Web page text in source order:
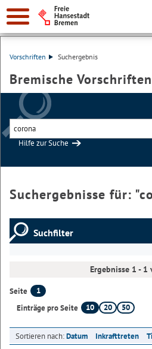
Vorschriften Suchergebnis
Bremische Vorschriften
Hilfe zur Suche
Suchergebnisse für: "
Suchfilter
Ergebnisse 1 - 1
Seite
1
Einträge pro Seite
10 20 50
Sortieren nach:Datum Inkrafttreten